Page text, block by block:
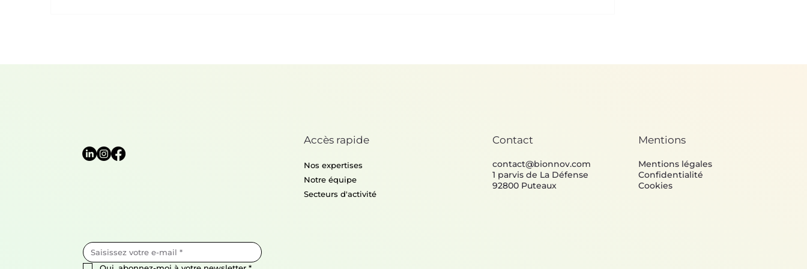
Accès rapide
Nos expertises
Notre équipe
Secteurs d'activité
Contact
contact@bionnov.com
1 parvis de La Défense
92800 Puteaux
Mentions
Mentions légales
Confidentialité
Cookies